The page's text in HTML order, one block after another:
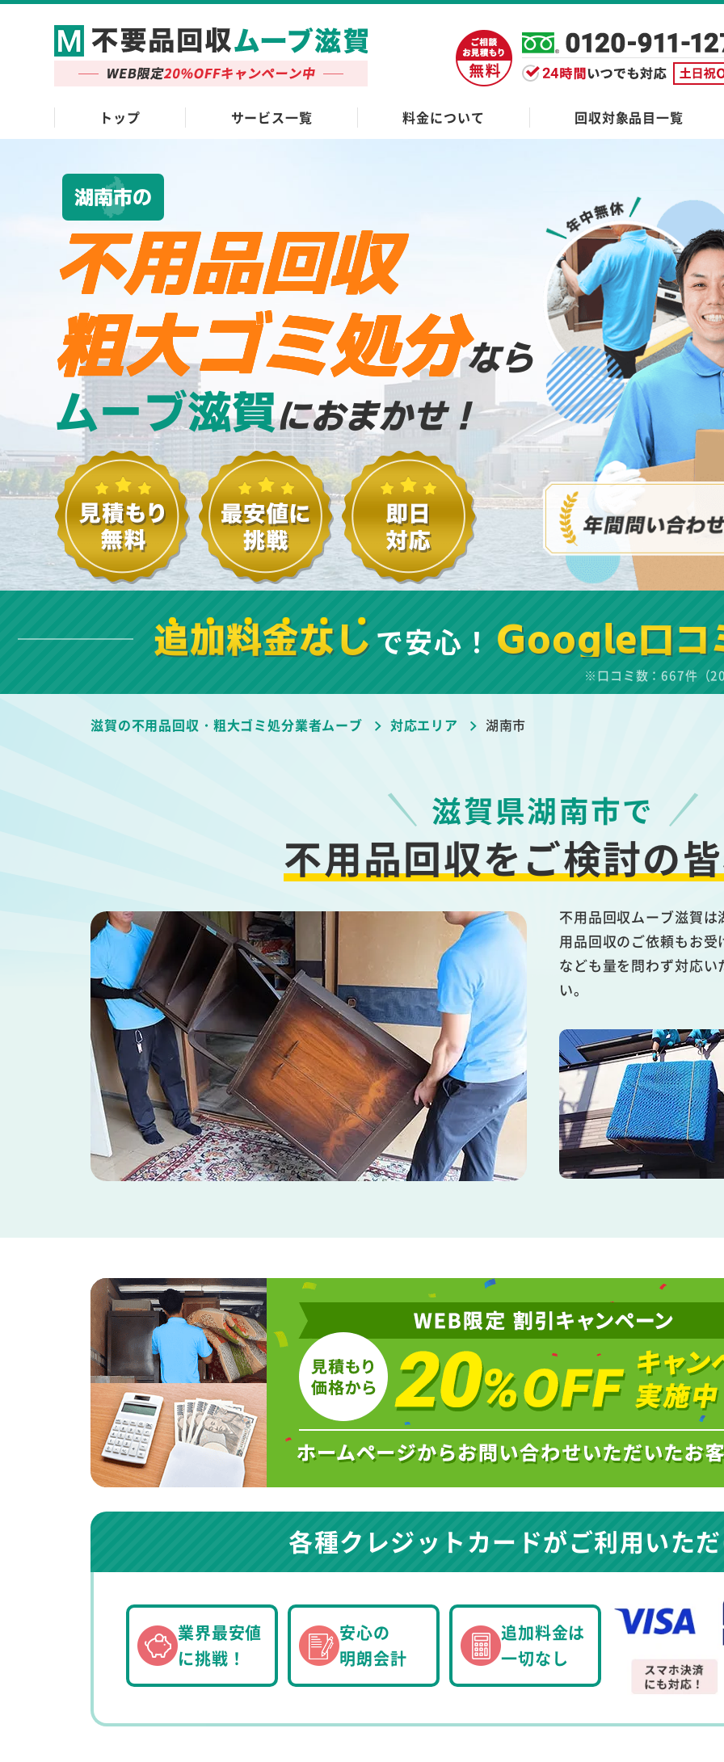
トップ サービス一覧 料金について 回収対象品目一覧
湖南市の
不用品回収
粗大ゴミ処分なら
ムーブ滋賀におまかせ！
追加料金なし で安心！ Google口
※口コミ数：667件（
滋賀の不用品回収・粗大ゴミ処分業者ムーブ 対応エリア 湖南市
滋賀県湖南市で
不用品回収をご検討の
不用品回収ムーブ滋賀
用品回収のご依頼もお
なども量を問わず対応
い。
各種クレジットカードがご利用いた
業界最安値
に挑戦！
安心の
明朗会計
追加料金は
一切なし